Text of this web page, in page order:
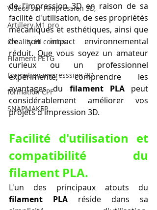
Vidéos sur l'impression 3D,
Artillery M1 pro
Creality HI combo
Filament PETG
Formation impresssion 3D
formation CPF
SNAPMAKER
de l'impression 3D en raison de sa
facilité d'utilisation, de ses propriétés
mécaniques et esthétiques, ainsi que
de son impact environnemental
réduit. Que vous soyez un amateur
curieux ou un professionnel
expérimenté, comprendre les
avantages du filament PLA peut
considérablement améliorer vos
projets d'impression 3D.
Facilité d'utilisation et
compatibilité du
filament PLA.
filament PLA réside dans sa